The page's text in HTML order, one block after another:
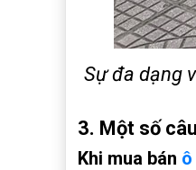
Sự đa dạng
3. Một số
Khi mua bán